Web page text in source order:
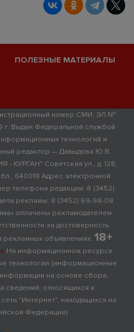
ПОЛЕЗНЫЕ МАТЕРИАЛЫ
номер СМИ: ЭЛ №
г. Выдан Федеральной службой
технологий и
редактор — Давыдова Ю.В.
КУРГАН" Советская ул., д. 128,
640018 Адрес электронной
телефона редакции: 8 (3452)
рекламы: 8 (3452) 69-98-08
оплачены рекламодателем.
за достоверность
объявлениях. 18+
На информационном ресурсе
технологии (информационные
на основе сбора,
сведений, относящихся к
"Интернет", находящихся на
Федерации)